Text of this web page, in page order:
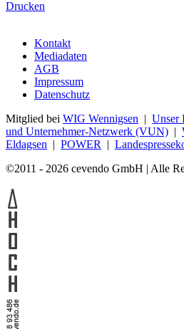
Drucken
Kontakt
Mediadaten
AGB
Impressum
Datenschutz
Mitglied bei WIG Wennigsen | Unser
und Unternehmer-Netzwerk (VUN) |
Eldagsen | POWER |
©2011 - 2026 cevendo GmbH | Alle